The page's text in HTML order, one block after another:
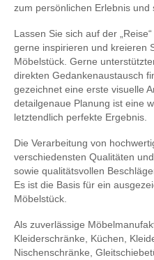
zum persönlichen Erlebnis und
Lassen Sie sich auf der
gerne inspirieren und kreieren
Möbelstück. Gerne
direkten Gedankenaustausch
gezeichnet eine erste visuelle
detailgenaue Planung ist eine
letztendlich perfekte Ergebnis.
Die Verarbeitung von
verschiedensten Qualitäten
sowie qualitätsvollen
Es ist die Basis für ein
Möbelstück.
Als zuverlässige
Kleiderschränke, Küchen,
Nischenschränke,